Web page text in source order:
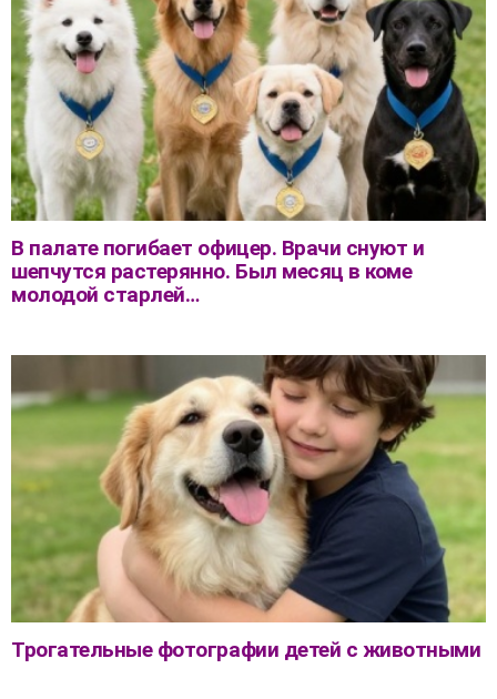
В палате погибает офицер. Врачи снуют и
шепчутся растерянно. Был месяц в коме
молодой старлей…
Трогательные фотографии детей с животными